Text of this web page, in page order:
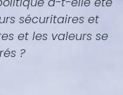
sécuritaires et
et les valeurs se
?